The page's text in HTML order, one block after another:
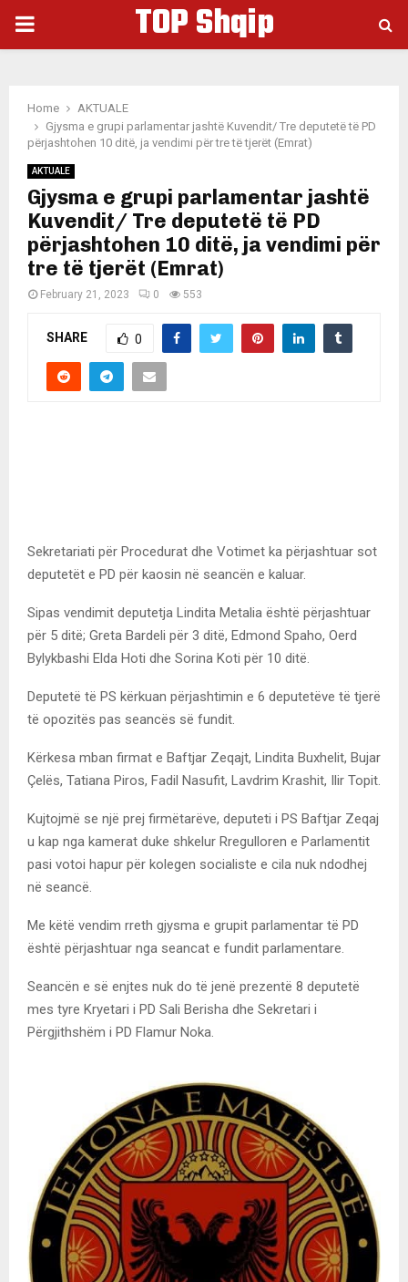
PRIMARY
TOP Shqip
Home
AKTUALE
Gjysma e grupi parlamentar jashtë Kuvendit/ Tre deputetë të PD
përjashtohen 10 ditë, ja vendimi për tre të tjerët (Emrat)
AKTUALE
Gjysma e grupi parlamentar jashtë
Kuvendit/ Tre deputetë të PD
përjashtohen 10 ditë, ja vendimi për
tre të tjerët (Emrat)
February 21, 2023 0 553
SHARE 0
Sekretariati për Procedurat dhe Votimet ka përjashtuar sot
deputetët e PD për kaosin në seancën e kaluar.
Sipas vendimit deputetja Lindita Metalia është përjashtuar
për 5 ditë; Greta Bardeli për 3 ditë, Edmond Spaho, Oerd
Bylykbashi Elda Hoti dhe Sorina Koti për 10 ditë.
Deputetë të PS kërkuan përjashtimin e 6 deputetëve të tjerë
të opozitës pas seancës së fundit.
Kërkesa mban firmat e Baftjar Zeqajt, Lindita Buxhelit, Bujar
Çelës, Tatiana Piros, Fadil Nasufit, Lavdrim Krashit, Ilir Topit.
Kujtojmë se një prej firmëtarëve, deputeti i PS Baftjar Zeqaj
u kap nga kamerat duke shkelur Rregulloren e Parlamentit
pasi votoi hapur për kolegen socialiste e cila nuk ndodhej
në seancë.
Me këtë vendim rreth gjysma e grupit parlamentar të PD
është përjashtuar nga seancat e fundit parlamentare.
Seancën e së enjtes nuk do të jenë prezentë 8 deputetë
mes tyre Kryetari i PD Sali Berisha dhe Sekretari i
Përgjithshëm i PD Flamur Noka.